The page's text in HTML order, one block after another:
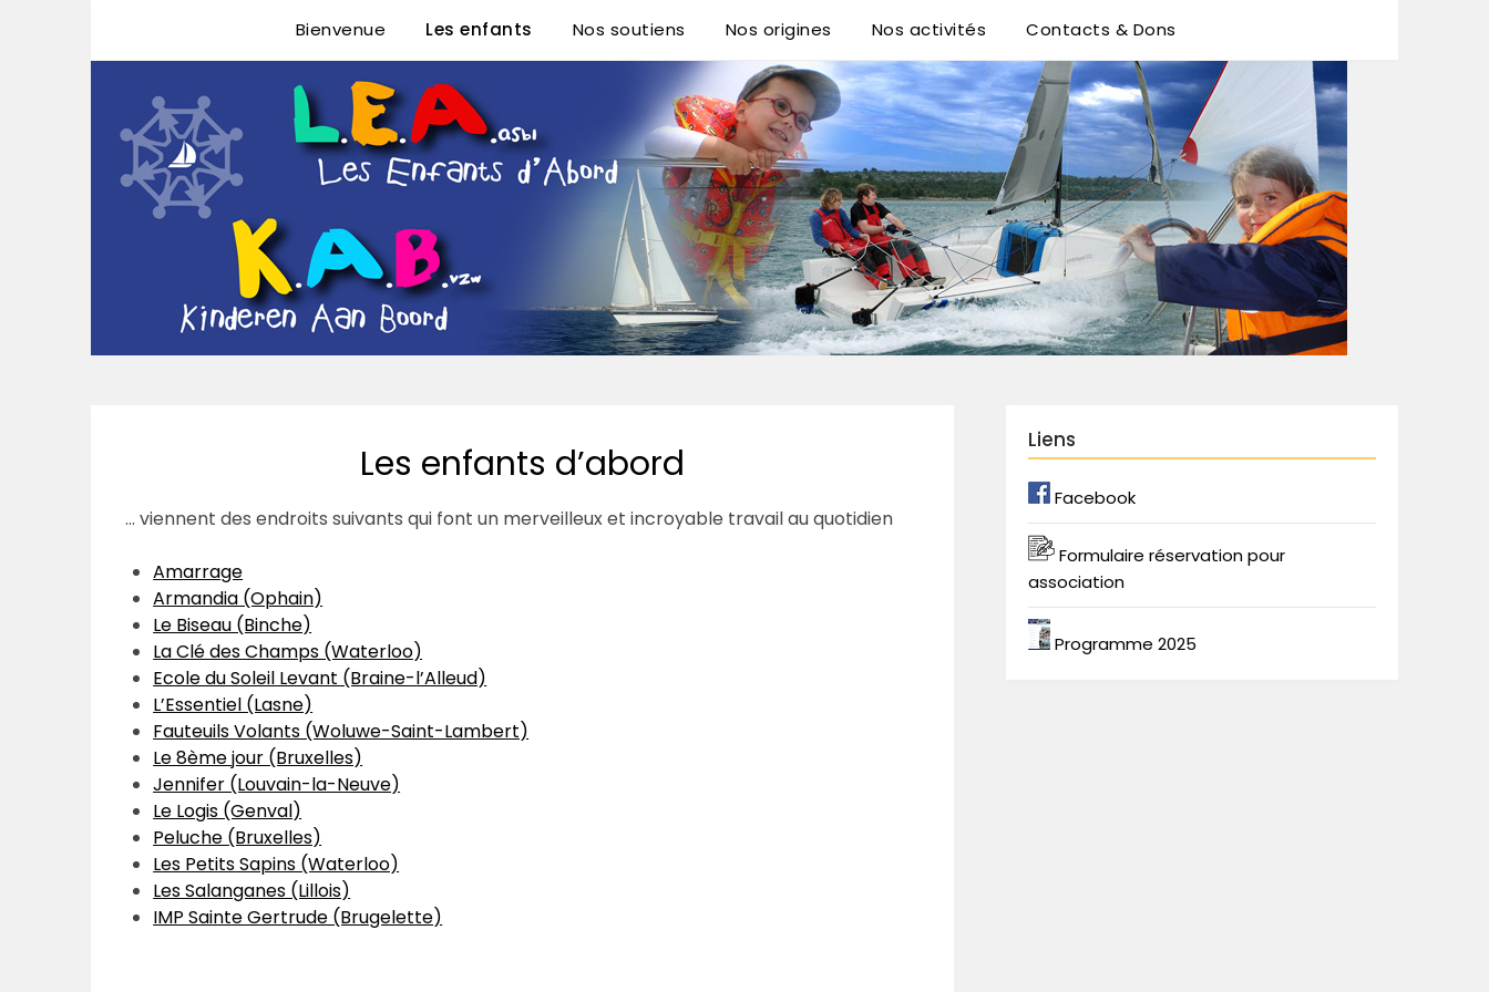
L.E.A. ASBL – K.A.B. VZW
Bienvenue Les enfants Nos soutiens Nos origines Nos activités Contacts & Dons
Les enfants d’abord
… viennent des endroits suivants qui font un merveilleux et incroyable travail au quotidien
Amarrage
Armandia (Ophain)
Le Biseau (Binche)
La Clé des Champs (Waterloo)
Ecole du Soleil Levant (Braine-l’Alleud)
L’Essentiel (Lasne)
Fauteuils Volants (Woluwe-Saint-Lambert)
Le 8ème jour (Bruxelles)
Jennifer (Louvain-la-Neuve)
Le Logis (Genval)
Peluche (Bruxelles)
Les Petits Sapins (Waterloo)
Les Salanganes (Lillois)
IMP Sainte Gertrude (Brugelette)
Liens
Facebook
Formulaire réservation pour
association
Programme 2025